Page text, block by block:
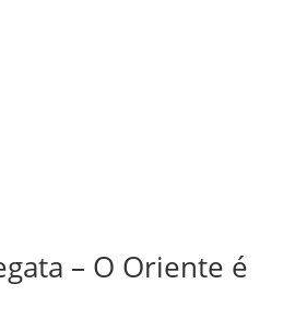
– O Oriente é